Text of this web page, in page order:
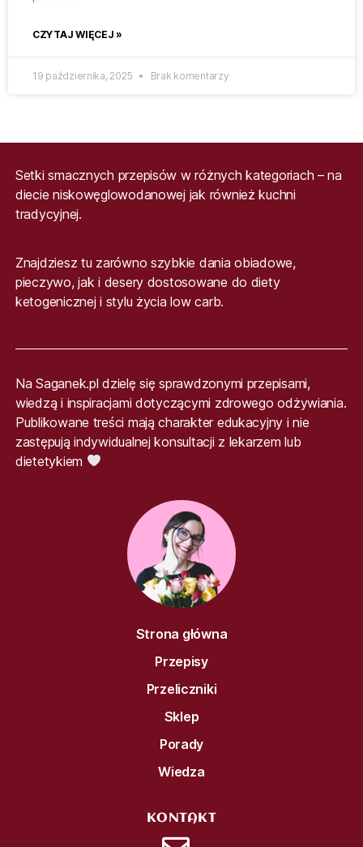
CZYTAJ WIĘCEJ »
19 października, 2025 Brak komentarzy
Setki smacznych przepisów w różnych kategoriach – na
diecie niskowęglowodanowej jak również kuchni
tradycyjnej.
Znajdziesz tu zarówno szybkie dania obiadowe,
pieczywo, jak i desery dostosowane do diety
ketogenicznej i stylu życia low carb.
Na Saganek.pl dzielę się sprawdzonymi przepisami,
wiedzą i inspiracjami dotyczącymi zdrowego odżywiania.
Publikowane treści mają charakter edukacyjny i nie
zastępują indywidualnej konsultacji z lekarzem lub
dietetykiem
Strona główna
Przepisy
Przeliczniki
Sklep
Porady
Wiedza
KONTAKT